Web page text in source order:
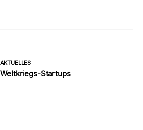
AKTUELLES
Weltkriegs-Startups